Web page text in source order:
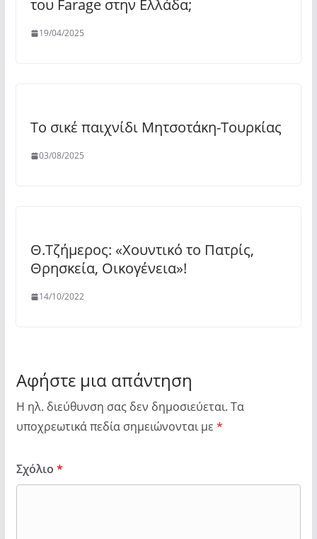
του Farage στην Ελλάδα;
19/04/2025
Το σικέ παιχνίδι Μητσοτάκη-Τουρκίας
03/08/2025
Θ.Τζήμερος: «Χουντικό το Πατρίς,
Θρησκεία, Οικογένεια»!
14/10/2022
Αφήστε μια απάντηση
Η ηλ. διεύθυνση σας δεν δημοσιεύεται. Τα
υποχρεωτικά πεδία σημειώνονται με *
Σχόλιο *